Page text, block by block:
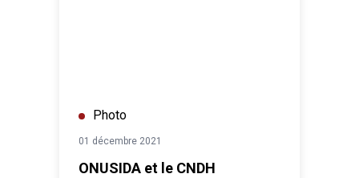
Photo
01 décembre 2021
ONUSIDA et le CNDH